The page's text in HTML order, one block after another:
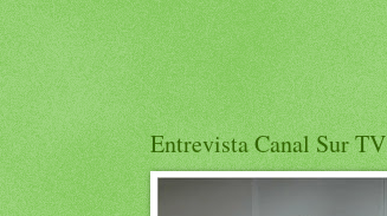
Entrevista Canal Sur TV